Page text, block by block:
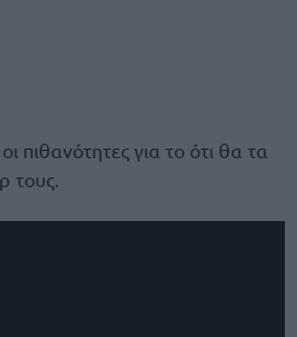
πιθανότητες για το ότι θα τα
τους.